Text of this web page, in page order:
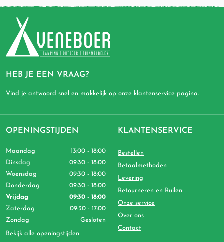
HEB JE EEN VRAAG?
Vind je antwoord snel en makkelijk op onze klantenservice pagina.
OPENINGSTIJDEN
Maandag
13:00 - 18:00
Dinsdag
09:30 - 18:00
Woensdag
09:30 - 18:00
Donderdag
09:30 - 18:00
Vrijdag
09:30 - 18:00
Zaterdag
09:30 - 17:00
Zondag
Gesloten
Bekijk alle openingstijden
KLANTENSERVICE
Bestellen
Betaalmethoden
Levering
Retourneren en Ruilen
Onze service
Over ons
Contact